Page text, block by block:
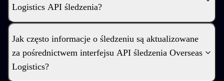
Logistics API śledzenia?
Jak często informacje o śledzeniu są aktualizowane
za pośrednictwem interfejsu API śledzenia Overseas
Logistics?